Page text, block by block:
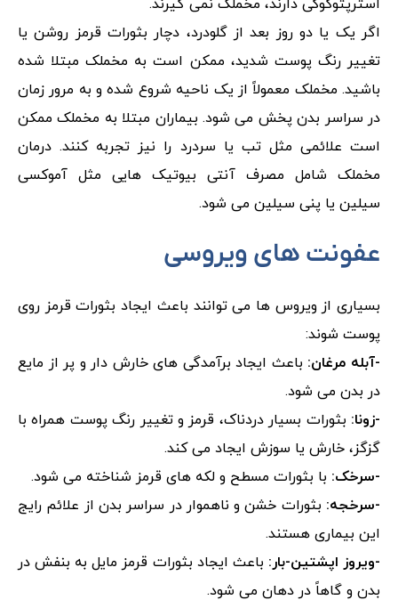
استرپتوکوکی دارند، مخملک نمی گیرند.
اگر یک یا دو روز بعد از گلودرد، دچار بثورات قرمز روشن یا
تغییر رنگ پوست شدید، ممکن است به مخملک مبتلا شده
باشید. مخملک معمولاً از یک ناحیه شروع شده و به مرور زمان
در سراسر بدن پخش می شود. بیماران مبتلا به مخملک ممکن
است علائمی مثل تب یا سردرد را نیز تجربه کنند. درمان
مخملک شامل مصرف آنتی بیوتیک هایی مثل آموکسی
سیلین یا پنی سیلین می شود.
عفونت های ویروسی
بسیاری از ویروس ها می توانند باعث ایجاد بثورات قرمز روی
پوست شوند:
-آبله مرغان: باعث ایجاد برآمدگی های خارش دار و پر از مایع
در بدن می شود.
-زونا: بثورات بسیار دردناک، قرمز و تغییر رنگ پوست همراه با
گزگز، خارش یا سوزش ایجاد می کند.
-سرخک: با بثورات مسطح و لکه های قرمز شناخته می شود.
-سرخجه: بثورات خشن و ناهموار در سراسر بدن از علائم رایج
این بیماری هستند.
-ویروز اپشتین-بار: باعث ایجاد بثورات قرمز مایل به بنفش در
بدن و گاهاً در دهان می شود.